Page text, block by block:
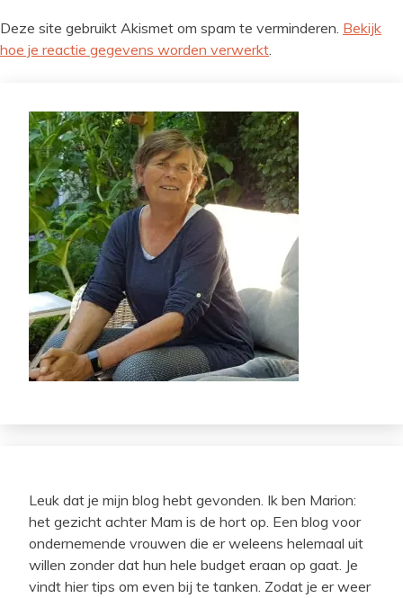
Deze site gebruikt Akismet om spam te verminderen. Bekijk
hoe je reactie gegevens worden verwerkt.
Leuk dat je mijn blog hebt gevonden. Ik ben Marion:
het gezicht achter Mam is de hort op. Een blog voor
ondernemende vrouwen die er weleens helemaal uit
willen zonder dat hun hele budget eraan op gaat. Je
vindt hier tips om even bij te tanken. Zodat je er weer